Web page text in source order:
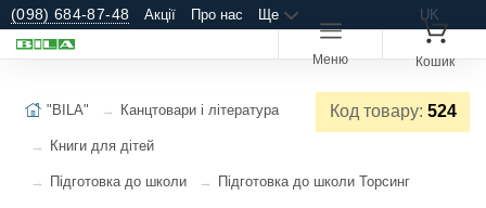
(098) 684-87-48 Акції Про нас Ще UK
Меню Кошик
Код товару: 524
"BILA" Канцтовари і література
Книги для дітей
Підготовка до школи Підготовка до школи Торсинг